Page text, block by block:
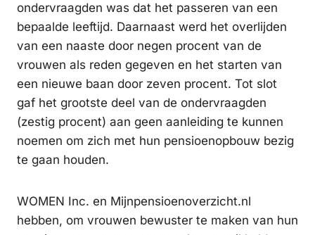
ondervraagden was dat het passeren van een
bepaalde leeftijd. Daarnaast werd het overlijden
van een naaste door negen procent van de
vrouwen als reden gegeven en het starten van
een nieuwe baan door zeven procent. Tot slot
gaf het grootste deel van de ondervraagden
(zestig procent) aan geen aanleiding te kunnen
noemen om zich met hun pensioenopbouw bezig
te gaan houden.
WOMEN Inc. en Mijnpensioenoverzicht.nl
hebben, om vrouwen bewuster te maken van hun